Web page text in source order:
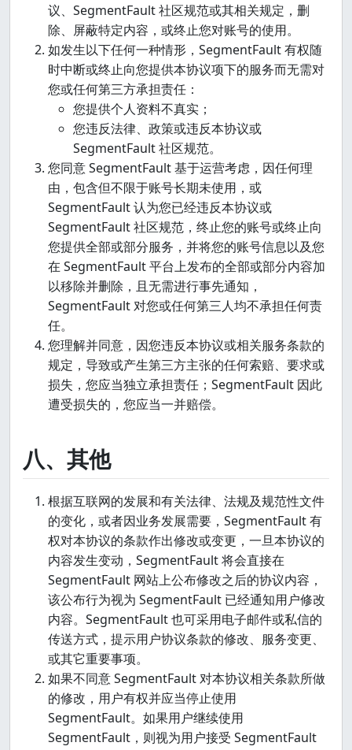
议、SegmentFault 社区规范或其相关规定，删
除、屏蔽特定内容，或终止您对账号的使用。
如发生以下任何一种情形，SegmentFault 有权随
时中断或终止向您提供本协议项下的服务而无需对
您或任何第三方承担责任：
您提供个人资料不真实；
您违反法律、政策或违反本协议或
SegmentFault 社区规范。
您同意 SegmentFault 基于运营考虑，因任何理
由，包含但不限于账号长期未使用，或
SegmentFault 认为您已经违反本协议或
SegmentFault 社区规范，终止您的账号或终止向
您提供全部或部分服务，并将您的账号信息以及您
在 SegmentFault 平台上发布的全部或部分内容加
以移除并删除，且无需进行事先通知，
SegmentFault 对您或任何第三人均不承担任何责
任。
您理解并同意，因您违反本协议或相关服务条款的
规定，导致或产生第三方主张的任何索赔、要求或
损失，您应当独立承担责任；SegmentFault 因此
遭受损失的，您应当一并赔偿。
八、其他
根据互联网的发展和有关法律、法规及规范性文件
的变化，或者因业务发展需要，SegmentFault 有
权对本协议的条款作出修改或变更，一旦本协议的
内容发生变动，SegmentFault 将会直接在
SegmentFault 网站上公布修改之后的协议内容，
该公布行为视为 SegmentFault 已经通知用户修改
内容。SegmentFault 也可采用电子邮件或私信的
传送方式，提示用户协议条款的修改、服务变更、
或其它重要事项。
如果不同意 SegmentFault 对本协议相关条款所做
的修改，用户有权并应当停止使用
SegmentFault。如果用户继续使用
SegmentFault，则视为用户接受 SegmentFault